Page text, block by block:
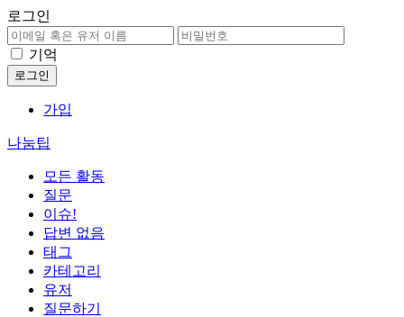
로그인
기억
가입
나눔팁
모든 활동
질문
이슈!
답변 없음
태그
카테고리
유저
질문하기